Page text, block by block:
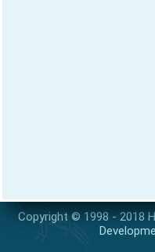
Copyright © 1998 - 2018